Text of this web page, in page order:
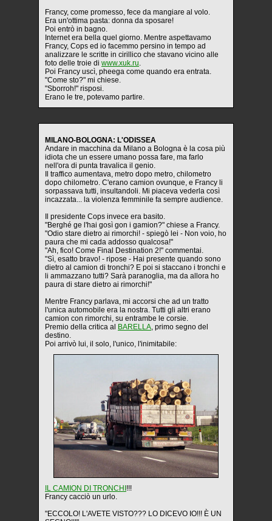
Francy, come promesso, fece da mangiare al volo.
Era un'ottima pasta: donna da sposare!
Poi entrò in bagno.
Internet era bella quel giorno. Mentre aspettavamo
Francy, Cops ed io facemmo persino in tempo ad
analizzare le scritte in cirillico che stavano vicino alle
foto delle troie di www.xuk.ru
Poi Francy uscì, pheega come quando era entrata.
"Come sto?" mi chiese.
"Sborroh!" risposi.
Erano le tre, potevamo partire.
MILANO-BOLOGNA: L'ODISSEA
Andare in macchina da Milano a Bologna è la cosa più
idiota che un essere umano possa fare, ma farlo
nell'ora di punta travalica il genio.
Il traffico aumentava, metro dopo metro, chilometro
dopo chilometro. C'erano camion ovunque, e Francy li
sorpassava tutti, insultandoli. Mi piaceva vederla così
incazzata... la violenza femminile fa sempre audience.
Il presidente Cops invece era basito.
"Berghé ge l'hai gosì gon i gamion?" chiese a Francy.
"Odio stare dietro ai rimorchi! - spiegò lei - Non voio, ho
paura che mi cada addosso qualcosa!"
"Ah, fico! Come Final Destination 2!" commentai.
"Sì, esatto bravo! - ripose - Hai presente quando sono
dietro al camion di tronchi? E poi si staccano i tronchi e
li ammazzano tutti? Sarà paranoglia, ma da allora ho
paura di stare dietro ai rimorchi!"
Mentre Francy parlava, mi accorsi che ad un tratto
l'unica automobile era la nostra. Tutti gli altri erano
camion con rimorchi, su entrambe le corsie.
Premio della critica al BARELLA , primo segno del
destino.
Poi arrivò lui, il solo, l'unico, l'inimitabile:
IL CAMION DI TRONCHI !!!
Francy cacciò un urlo.
"ECCOLO! L'AVETE VISTO??? LO DICEVO IO!!! È UN